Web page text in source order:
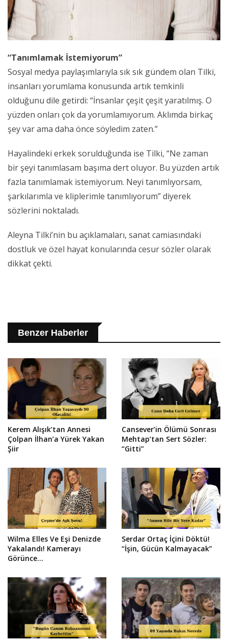
“Tanımlamak İstemiyorum”
Sosyal medya paylaşımlarıyla sık sık gündem olan Tilki,
insanları yorumlama konusunda artık temkinli
olduğunu dile getirdi: “İnsanlar çeşit çeşit yaratılmış. O
yüzden onları çok da yorumlamıyorum. Aklımda birkaç
şey var ama daha önce söyledim zaten.”
Hayalindeki erkek sorulduğunda ise Tilki, “Ne zaman
bir şeyi tanımlasam başıma dert oluyor. Bu yüzden artık
fazla tanımlamak istemiyorum. Neyi tanımlıyorsam,
şarkılarımla ve kliplerimle tanımlıyorum” diyerek
sözlerini noktaladı.
Aleyna Tilki’nin bu açıklamaları, sanat camiasındaki
dostluk ve özel hayat konularında cesur sözler olarak
dikkat çekti.
Benzer Haberler
Kerem Alışık’tan Annesi
Çolpan İlhan’a Yürek Yakan
Şiir
Cansever’in Ölümü Sonrası
Mehtap’tan Sert Sözler:
“Gitti”
Wilma Elles Ve Eşi Denizde
Yakalandı! Kamerayı
Görünce...
Serdar Ortaç İçini Döktü!
“İşin, Gücün Kalmayacak”